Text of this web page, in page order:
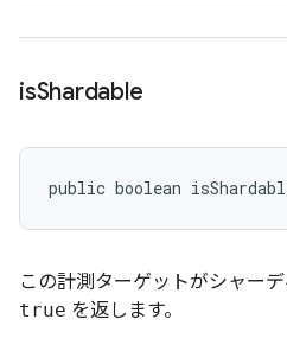
isShardable
public boolean
この計測ターゲットがシャー
true を返します。